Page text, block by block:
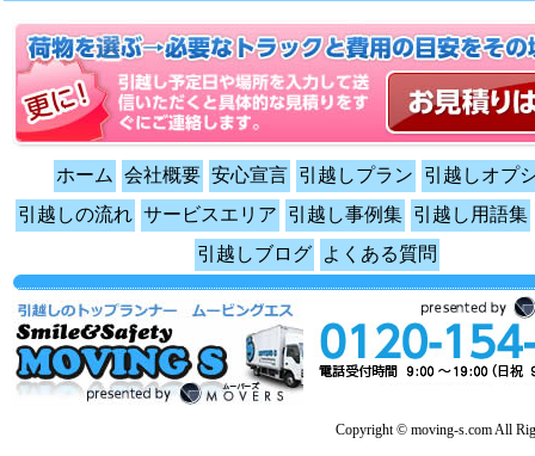
ホーム 会社概要 安心宣言 引越しプラン
引越しオプ
引越しの流れ サービスエリア 引越し事例集 引越し用語集
引越しブログ
よくある質問
Copyright © moving-s.com All